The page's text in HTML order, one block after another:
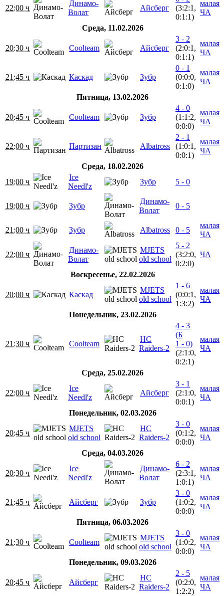
22:00 ч
Динамо-
Волат
Айсберг
(3:2:1,
0:1:1)
малая
ЧА
Среда, 11.02.2026
20:30 ч Coolteam Айсберг
3 - 2
(2:0:1,
0:1:1)
малая
ЧА
21:45 ч Каскад Зубр
0 - 1
(0:0:0,
0:1:0)
малая
ЧА
Пятница, 13.02.2026
20:45 ч Coolteam Зубр
4 - 0
(1:1:2,
0:0:0)
малая
ЧА
22:00 ч Партизан Albatross
2 - 1
(1:0:1,
0:0:1)
малая
ЧА
Среда, 18.02.2026
19:00 ч
Ice
Needl'z
Зубр 5 - 0
19:00 ч Зубр
Динамо-
Волат
0 - 5
21:00 ч Зубр Albatross 0 - 5
малая
ЧА
22:00 ч
Динамо-
Волат
MJETS
old school
5 - 2
(3:2:0,
0:2:0)
ЧА
Воскресенье, 22.02.2026
20:00 ч Каскад
MJETS
old school
1 - 6
(0:0:1,
1:3:2)
малая
ЧА
Понедельник, 23.02.2026
21:30 ч Coolteam
HC
Raiders-2
4 - 3
(Б
1 - 0)
(2:1:0,
0:2:1)
малая
ЧА
Среда, 25.02.2026
22:00 ч
Ice
Needl'z
Айсберг
3 - 1
(2:1:0,
0:0:1)
малая
ЧА
Понедельник, 02.03.2026
20:45 ч
MJETS
old school
HC
Raiders-2
3 - 0
(0:1:2,
0:0:0)
малая
ЧА
Среда, 04.03.2026
20:30 ч
Ice
Needl'z
Динамо-
Волат
6 - 2
(2:3:1,
1:0:1)
малая
ЧА
21:45 ч Айсберг Зубр
3 - 0
(1:0:2,
0:0:0)
малая
ЧА
Пятница, 06.03.2026
21:30 ч Coolteam
MJETS
old school
3 - 0
(1:0:2,
0:0:0)
малая
ЧА
Понедельник, 09.03.2026
20:45 ч Айсберг
HC
Raiders-2
2 - 5
(0:2:0,
1:2:2)
малая
ЧА